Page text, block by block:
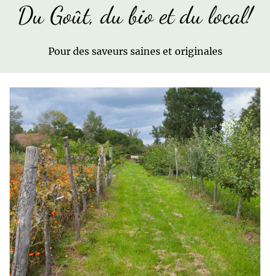
Du Goût, du bio et du local!
Pour des saveurs saines et originales